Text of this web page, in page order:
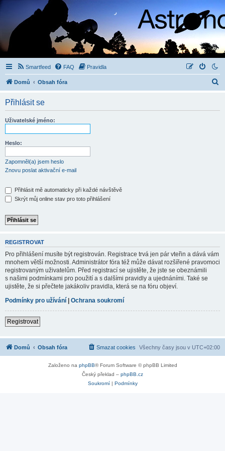
Smartfeed FAQ Pravidla
Domů Obsah fóra
Přihlásit se
Uživatelské jméno:
Heslo:
Zapomněl(a) jsem heslo
Znovu poslat aktivační e-mail
Přihlásit mě automaticky při každé návštěvě
Skrýt můj online stav pro toto přihlášení
REGISTROVAT
Pro přihlášení musíte být registrován. Registrace trvá jen pár vteřin a dává vám
mnohem větší možnosti. Administrátor fóra též může dávat rozšířené pravomoci
registrovaným uživatelům. Před registrací se ujistěte, že jste se obeznámili
s našimi podmínkami pro použití a s dalšími pravidly a ujednáními. Také se
ujistěte, že si přečtete jakákoliv pravidla, která se na fóru objeví.
Podmínky pro užívání | Ochrana soukromí
Registrovat
Domů Obsah fóra Všechny časy jsou v UTC+02:00
Smazat cookies
Založeno na phpBB® Forum Software © phpBB Limited
Český překlad – phpBB.cz
Soukromí| Podmínky